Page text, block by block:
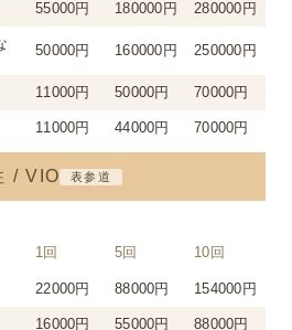
55000円 180000円 280000円
50000円 160000円 250000円
11000円 50000円 70000円
11000円 44000円 70000円
/ VIO 表参道
1回 5回 10回
22000円 88000円 154000円
16000円 55000円 88000円